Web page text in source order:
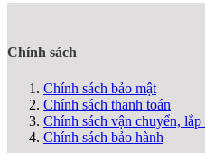
Chính sách
Chính sách bảo mật
Chính sách thanh toán
Chính sách vận chuyển, lắp
Chính sách bảo hành